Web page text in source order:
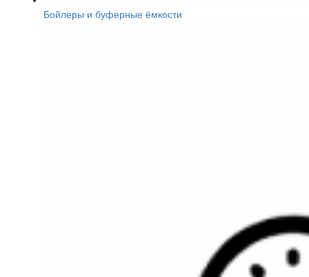
Бойлеры и буферные ёмкости